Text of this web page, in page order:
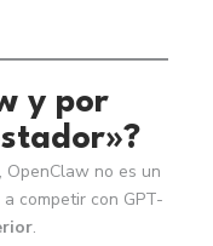
y por
no es un
competir con GPT-
.